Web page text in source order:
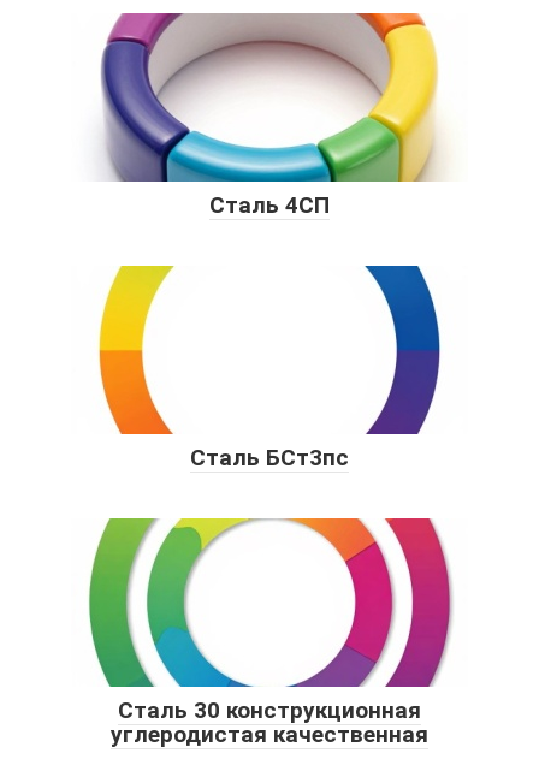
Сталь 4СП
Сталь БСт3пс
Сталь 30 конструкционная
углеродистая качественная